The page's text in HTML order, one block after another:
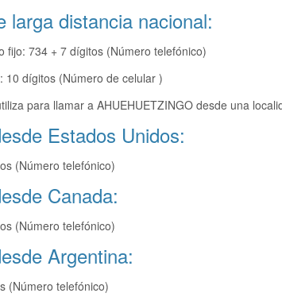
larga distancia nacional:
fijo: 734 + 7 dígitos (Número telefónico)
10 dígitos (Número de celular )
para llamar a AHUEHUETZINGO desde una
Estados Unidos:
(Número telefónico)
Canada:
(Número telefónico)
Argentina:
(Número telefónico)